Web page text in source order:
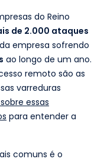
do Reino
de 2.000 ataques
empresa sofrendo
ao longo de um ano.
remoto são as
varreduras
essas
para entender a
comuns é o